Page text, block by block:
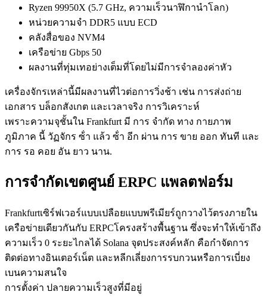
Ryzen 99950X (5.7 GHz, ความเร็วนาฬิกานําโลก)
หน่วยความจํา DDR5 แบบ ECD
คลังสื่อของ NVM4
เครือข่าย Gbps 50
ผลงานที่ทุ่มเทอย่างเต็มที่โดยไม่มีการจําลองค่าหัว
เครื่องจักรเหล่านี้มีผลงานที่ไวต่อการวิ่งช้า เช่น การส่งถ่าย
เอกสาร บล็อกสังเกต และเวลาจริง การวิเคราะห์
เพราะความจุชั้นใน Frankfurt มี การ จํากัด ทาง กายภาพ
ภูมิภาค นี้ วัฏจักร ซ้ํา แล้ว ซ้ํา อีก ผ่าน การ ขาย ออก ทันที และ
การ รอ คอย อัน ยาว นาน.
การจํากัดเขตศูนย์ ERPC แพลตฟอร์ม
Frankfurtเซิร์ฟเวอร์แบบเปลือยแบบพรีเมียร์ถูกวางไว้ตรงภายใน
เครือข่ายเดียวกันกับ ERPCโครงสร้างพื้นฐาน ซึ่งจะทําให้เข้าถึง
ความเร็ว 0 ระยะไกลได้ Solana จุดประสงค์หลัก คือกําจัดการ
ติดต่อทางอินเตอร์เน็ต และหลีกเลี่ยงการรบกวนหรือการเบี่ยง
เบนความสนใจ
การตั้งค่า ปลายความเร็วสูงที่มีอยู่